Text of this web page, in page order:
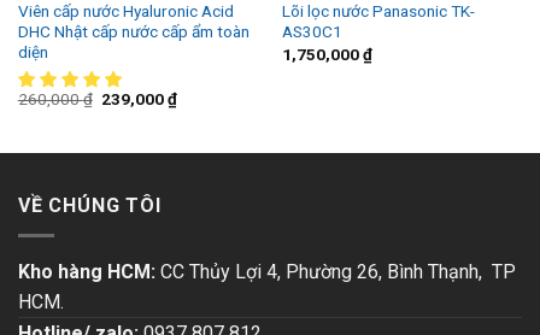
Viên cấp nước Hyaluronic Acid
DHC Nhật cấp nước cấp ẩm toàn
diện
260,000₫ 239,000₫
Lõi lọc nước Panasonic TK-
AS30C1
1,750,000₫
VỀ CHÚNG TÔI
Kho hàng HCM: CC Thủy Lợi 4, Phường 26, Bình Thạnh, TP
HCM.